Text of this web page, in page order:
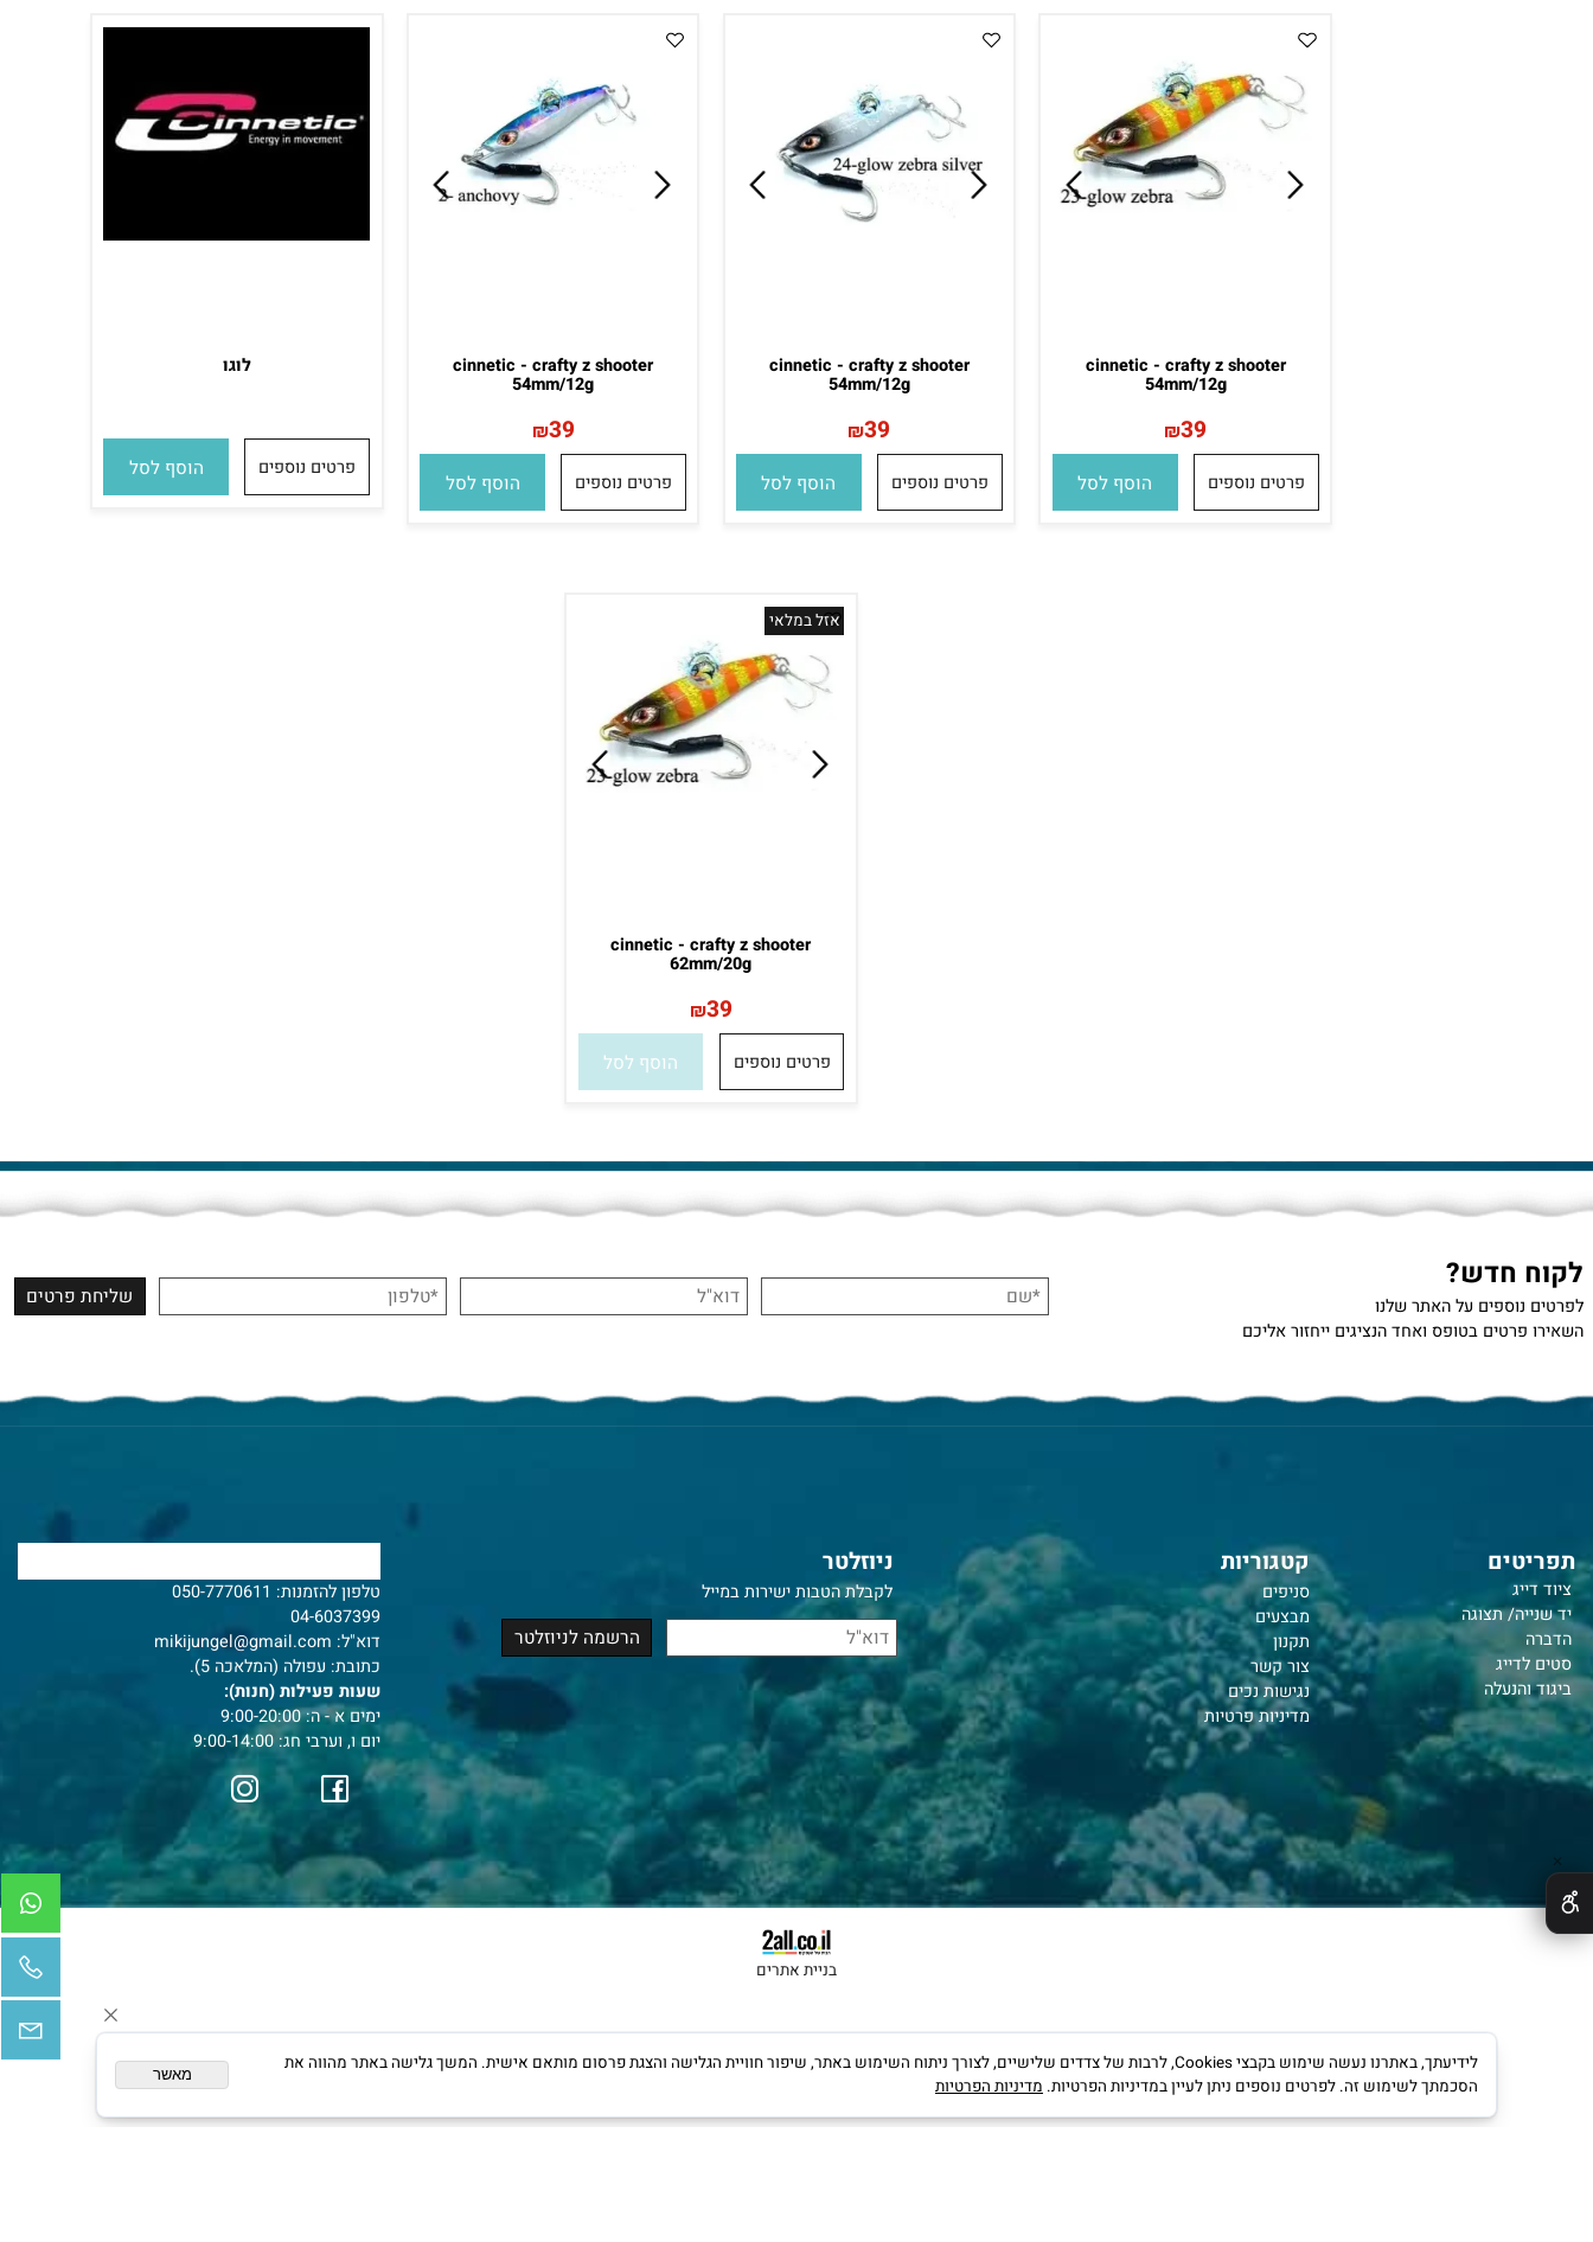
cinnetic - crafty z shooter
54mm/12g
₪39
cinnetic - crafty z shooter
54mm/12g
₪39
cinnetic - crafty z shooter
54mm/12g
₪39
לוגו
אזל במלאי
62mm/20g
פרטים נוספים הוסף לסל
חדש?
תצוגה
קטגוריות
סניפים
תקנון
צור קשר
גישות נכים
מדיניות פרטיות
ניוזלטר
לקבלת הטבות ישירות במייל
צרו איתנו קשר
טלפון להזמנות:050-7770611
04-6037399
דוא"ל:mikijungel@gmail.com
כתובת: עפולה (המלאכה 5).
שעות פעילות (חנות):
ימים א - ה: 9:00-20:00
יום ו, וערבי חג: 9:00-14:00
בניית אתרים